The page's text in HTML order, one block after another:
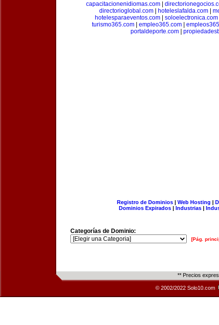
capacitacionenidiomas.com|
directorioglobal.com
hoteleslafalda.com
hotelesparaeventos.com
soloelectronica.com
turismo365.com| empleo365.com|
portaldeporte.com|
Registro de Dominios| Web Hosting |
Dominios Expirados | Industrias |
Categorías de Dominio:
[Pág.
** Precios
© 2002/2022 Solo10.com